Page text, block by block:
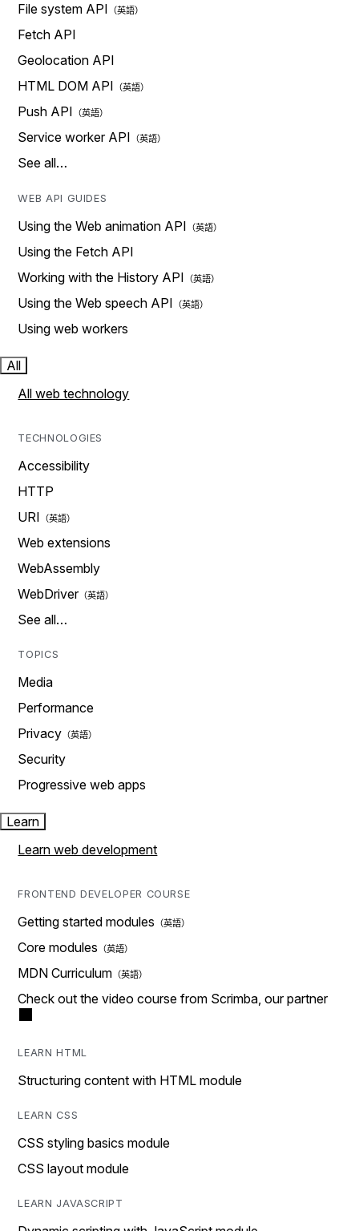
File system API
Fetch API
Geolocation API
HTML DOM API
Push API
Service worker API
See all…
WEB API GUIDES
Using the Web animation API
Using the Fetch API
Working with the History API
Using the Web speech API
Using web workers
All
All web technology
TECHNOLOGIES
Accessibility
HTTP
URI
Web extensions
WebAssembly
WebDriver
See all…
TOPICS
Media
Performance
Privacy
Security
Progressive web apps
Learn
Learn web development
FRONTEND DEVELOPER COURSE
Getting started modules
Core modules
MDN Curriculum
Check out the video course from Scrimba, our partner
LEARN HTML
Structuring content with HTML module
LEARN CSS
CSS styling basics module
CSS layout module
LEARN JAVASCRIPT